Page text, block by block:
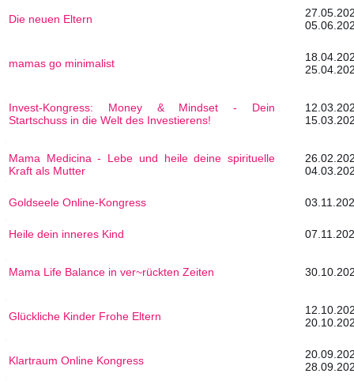
Die neuen Eltern
mamas go minimalist
Invest-Kongress: Money & Mindset - Dein
Startschuss in die Welt des Investierens!
Mama Medicina - Lebe und heile deine spirituelle
Kraft als Mutter
Goldseele Online-Kongress
Heile dein inneres Kind
Mama Life Balance in ver~rückten Zeiten
Glückliche Kinder Frohe Eltern
Klartraum Online Kongress